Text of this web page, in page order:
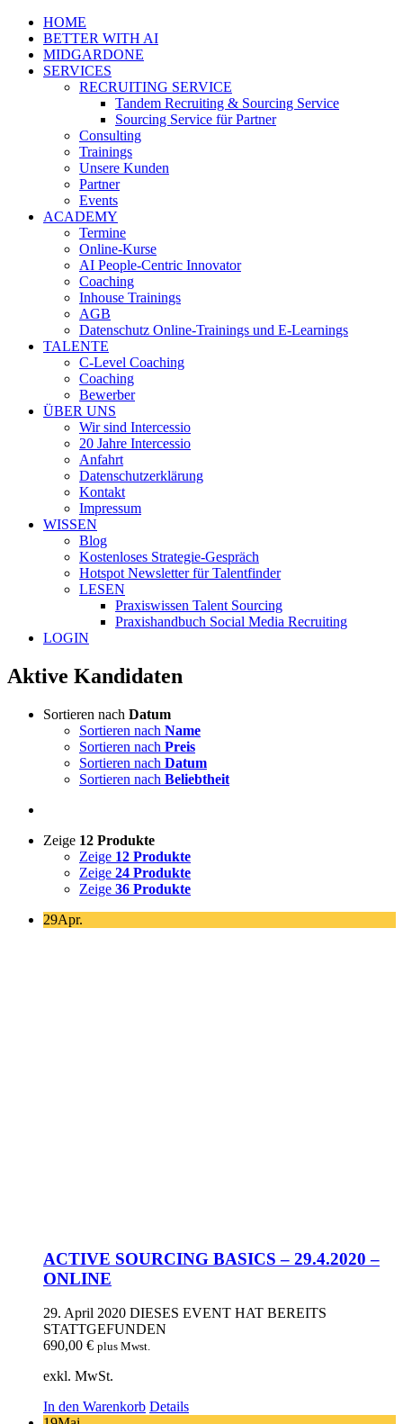
HOME
BETTER WITH AI
MIDGARDONE
SERVICES
RECRUITING SERVICE
Tandem Recruiting & Sourcing Service
Sourcing Service für Partner
Consulting
Trainings
Unsere Kunden
Partner
Events
ACADEMY
Termine
Online-Kurse
AI People-Centric Innovator
Coaching
Inhouse Trainings
AGB
Datenschutz Online-Trainings und E-Learnings
TALENTE
C-Level Coaching
Coaching
Bewerber
ÜBER UNS
Wir sind Intercessio
20 Jahre Intercessio
Anfahrt
Datenschutzerklärung
Kontakt
Impressum
WISSEN
Blog
Kostenloses Strategie-Gespräch
Hotspot Newsletter für Talentfinder
LESEN
Praxiswissen Talent Sourcing
Praxishandbuch Social Media Recruiting
LOGIN
Aktive Kandidaten
Sortieren nach Datum
Sortieren nach Name
Sortieren nach Preis
Sortieren nach Datum
Sortieren nach Beliebtheit
Zeige 12 Produkte
Zeige 12 Produkte
Zeige 24 Produkte
Zeige 36 Produkte
29Apr.
ACTIVE SOURCING BASICS – 29.4.2020 –
ONLINE
29. April 2020 DIESES EVENT HAT BEREITS
STATTGEFUNDEN
690,00 € plus Mwst.
exkl. MwSt.
In den Warenkorb Details